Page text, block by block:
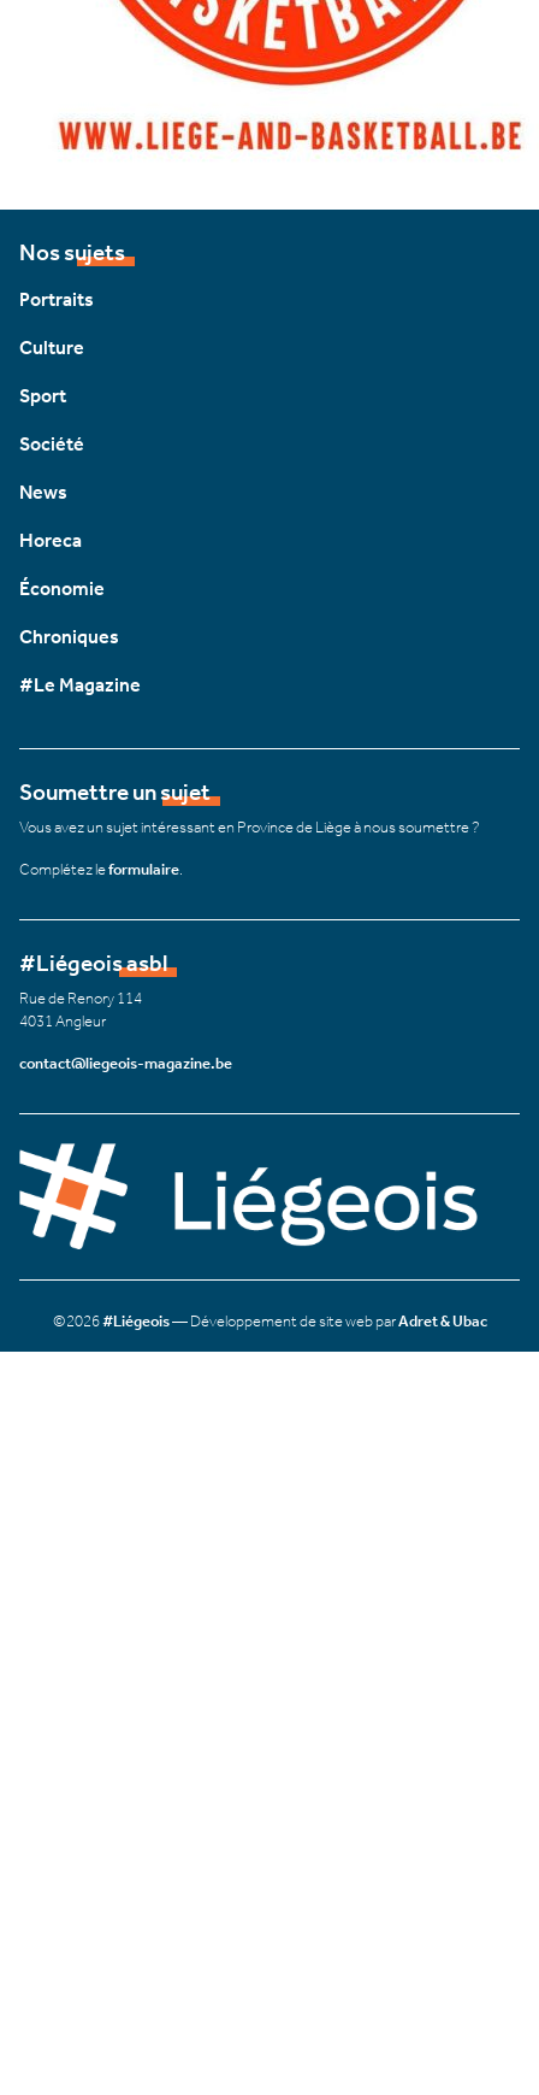
Nos sujets
Portraits
Culture
Sport
Société
News
Horeca
Économie
Chroniques
#Le Magazine
Soumettre un sujet
Vous avez un sujet intéressant en Province de Liège à nous soumettre ?
Complétez leformulaire
#Liégeois asbl
Rue de Renory 114
4031 Angleur
contact@liegeois-magazine.be
©2026#Liégeois— Développement de site web parAdret & Ubac